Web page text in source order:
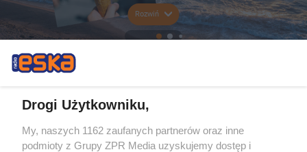
Rozwiń
Drogi Użytkowniku,
My, naszych 1162 zaufanych partnerów oraz inne
podmioty z Grupy ZPR Media uzyskujemy dostęp i